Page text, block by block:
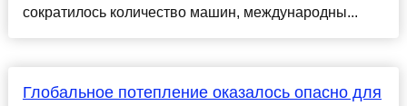
сократилось количество машин, международны...
Глобальное потепление оказалось опасно для